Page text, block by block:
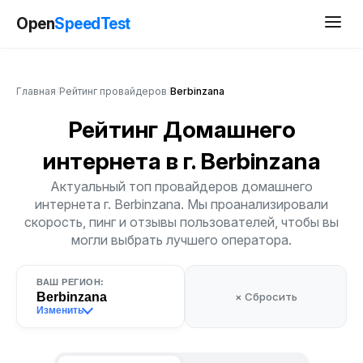
OpenSpeedTest
Главная Рейтинг провайдеров Berbinzana
Рейтинг Домашнего
интернета в г. Berbinzana
Актуальный топ провайдеров домашнего
интернета г. Berbinzana. Мы проанализировали
скорость, пинг и отзывы пользователей, чтобы вы
могли выбрать лучшего оператора.
ВАШ РЕГИОН:
Berbinzana
Изменить
× Сбросить